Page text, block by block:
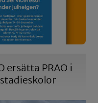
ersätta PRAO i